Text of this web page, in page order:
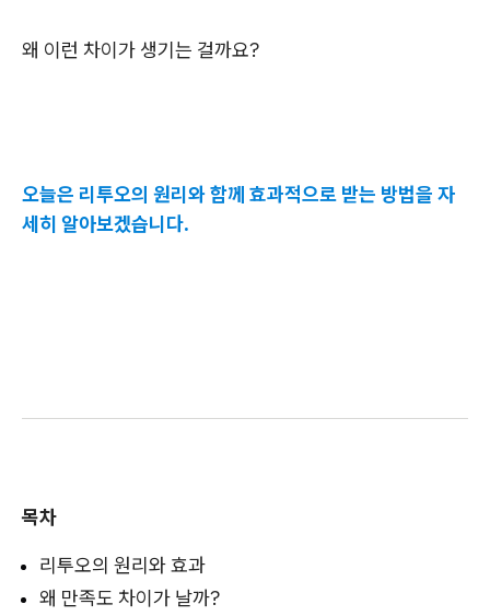
왜 이런 차이가 생기는 걸까요?
오늘은 리투오의 원리와 함께 효과적으로 받는 방법을 자
세히 알아보겠습니다.
목차
리투오의 원리와 효과
왜 만족도 차이가 날까?